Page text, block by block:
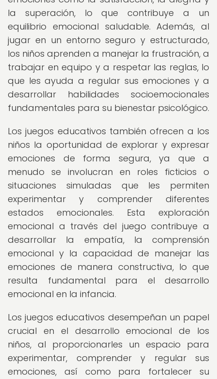
la superación, lo que contribuye a un
equilibrio emocional saludable. Además, al
jugar en un entorno seguro y estructurado,
los niños aprenden a manejar la frustración, a
trabajar en equipo y a respetar las reglas, lo
que les ayuda a regular sus emociones y a
desarrollar habilidades socioemocionales
fundamentales para su bienestar psicológico.
Los juegos educativos también ofrecen a los
niños la oportunidad de explorar y expresar
emociones de forma segura, ya que a
menudo se involucran en roles ficticios o
situaciones simuladas que les permiten
experimentar y comprender diferentes
estados emocionales. Esta exploración
emocional a través del juego contribuye a
desarrollar la empatía, la comprensión
emocional y la capacidad de manejar las
emociones de manera constructiva, lo que
resulta fundamental para el desarrollo
emocional en la infancia.
Los juegos educativos desempeñan un papel
crucial en el desarrollo emocional de los
niños, al proporcionarles un espacio para
experimentar, comprender y regular sus
emociones, así como para fortalecer su